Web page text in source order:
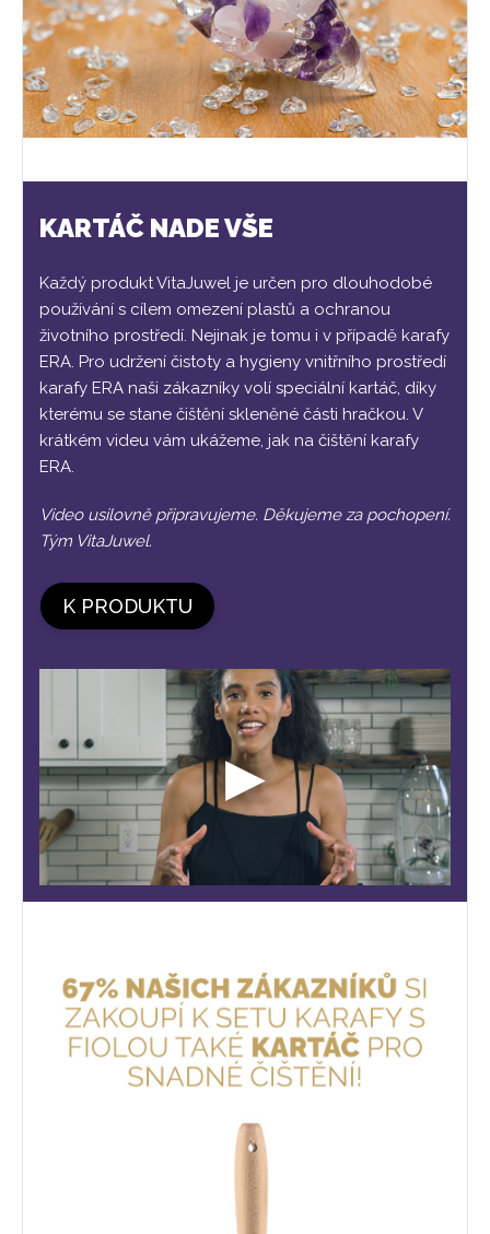
KARTÁČ NADE VŠE
Každý produkt VitaJuwel je určen pro dlouhodobé
používání s cílem omezení plastů a ochranou
životního prostředí. Nejinak je tomu i v případě karafy
ERA. Pro udržení čistoty a hygieny vnitřního prostředí
karafy ERA naši zákazníky volí speciální kartáč, díky
kterému se stane čištění skleněné části hračkou. V
krátkém videu vám ukážeme, jak na čištění karafy
ERA.
Video usilovně připravujeme. Děkujeme za pochopení.
Tým VitaJuwel.
K PRODUKTU